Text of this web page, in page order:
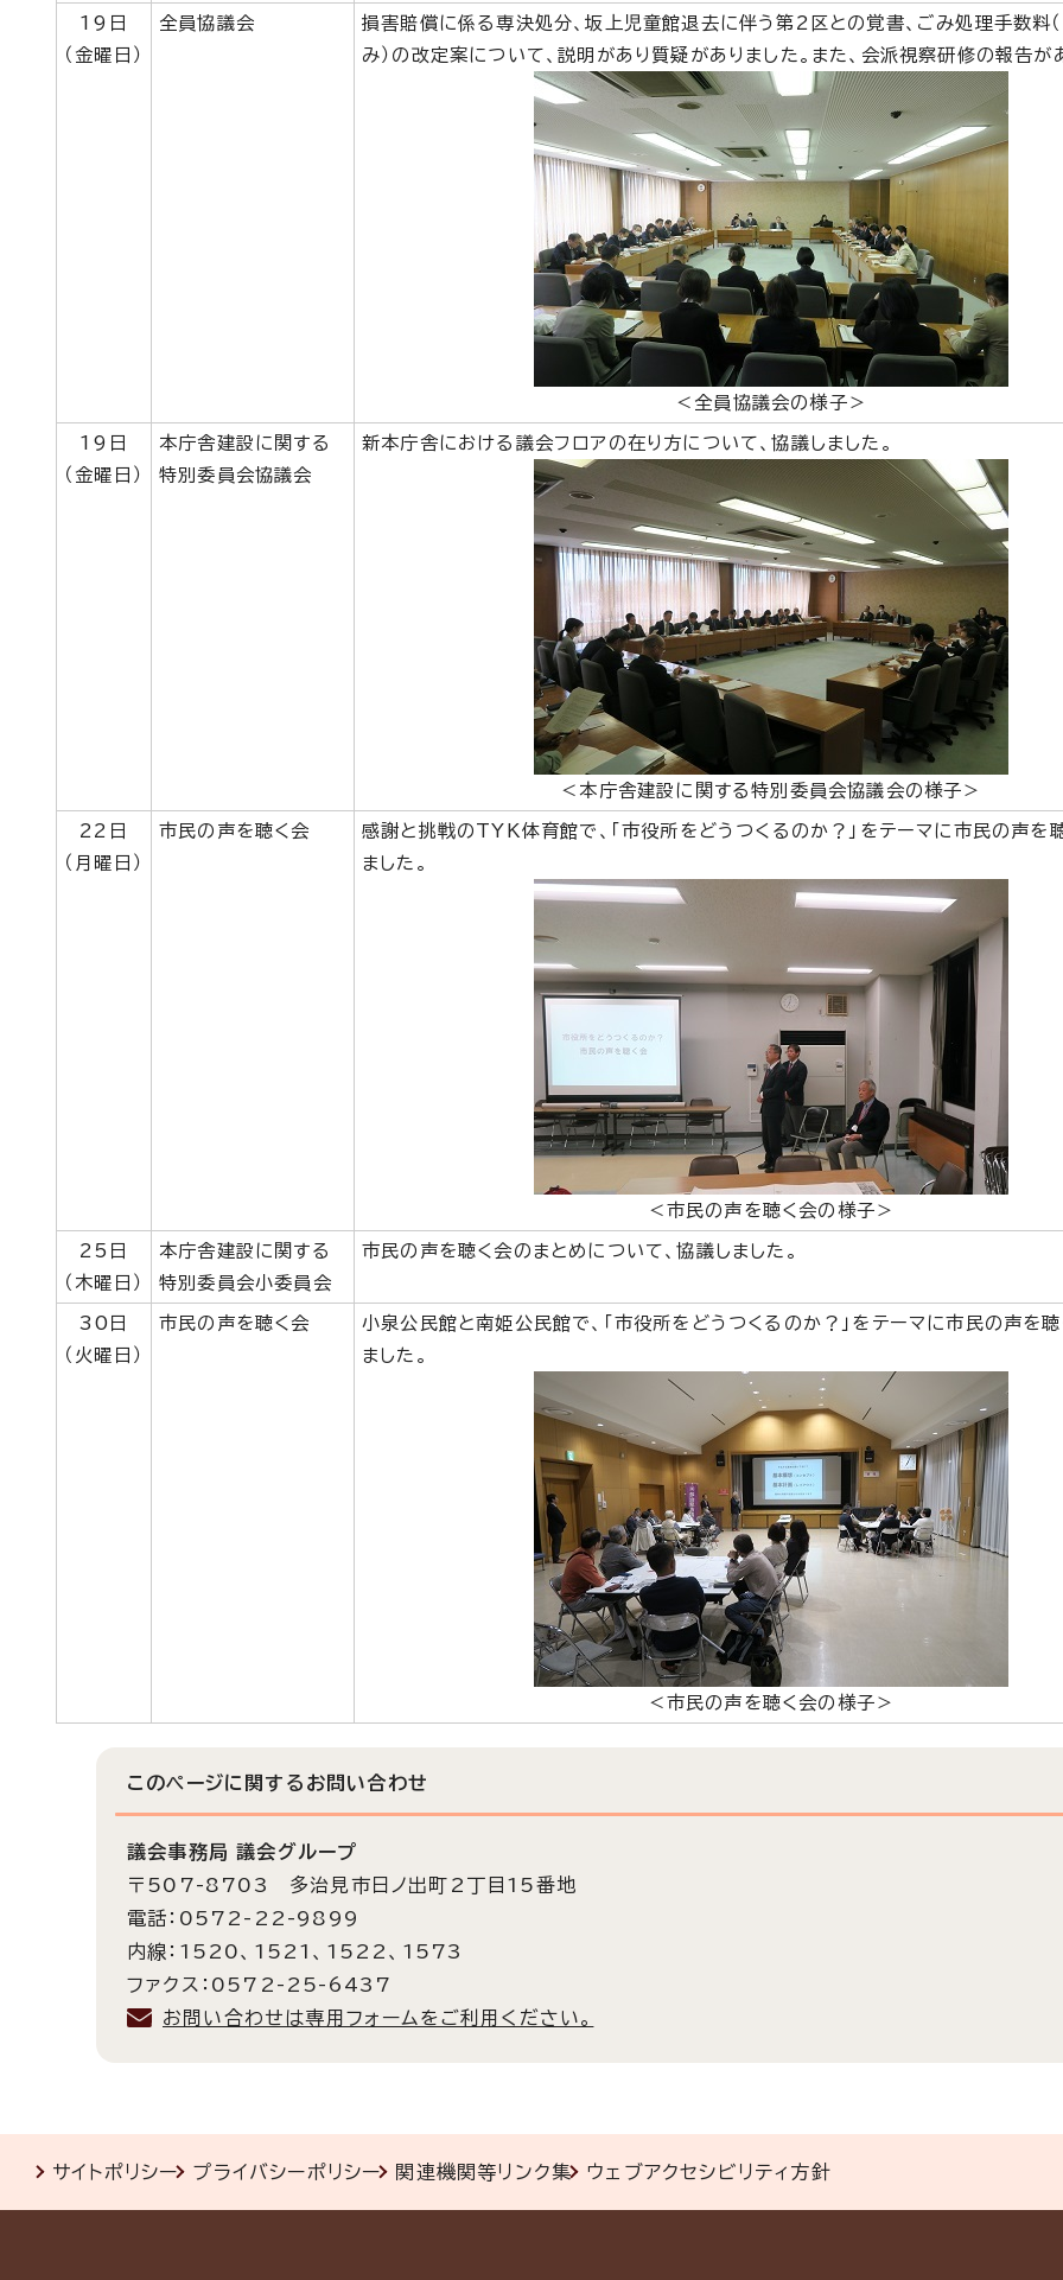
19日
（金曜日）
全員協議会
損害賠償に係る専決処分、坂上児童館退去に伴う第2区との覚書、ごみ処理手数料（
み）の改定案について、説明があり質疑がありました。また、会派視察研修の報告が
＜全員協議会の様子＞
19日
（金曜日）
本庁舎建設に関する
特別委員会協議会
新本庁舎における議会フロアの在り方について、協議しました。
＜本庁舎建設に関する特別委員会協議会の様子＞
22日
（月曜日）
市民の声を聴く会
感謝と挑戦のTYK体育館で、「市役所をどうつくるのか？」をテーマに市民の声を
ました。
＜市民の声を聴く会の様子＞
25日
（木曜日）
本庁舎建設に関する
特別委員会小委員会
市民の声を聴く会のまとめについて、協議しました。
30日
（火曜日）
市民の声を聴く会
小泉公民館と南姫公民館で、「市役所をどうつくるのか？」をテーマに市民の声を
ました。
＜市民の声を聴く会の様子＞
このページに関する お問い合わせ
議会事務局 議会グループ
〒507-8703 多治見市日ノ出町2丁目15番地
電話：0572-22-9899
内線：1520、1521、1522、1573
ファクス：0572-25-6437
お問い合わせは専用フォームをご利用ください。
サイトポリシー プライバシーポリシー 関連機関等リンク集 ウェブアクセシビリティ方針